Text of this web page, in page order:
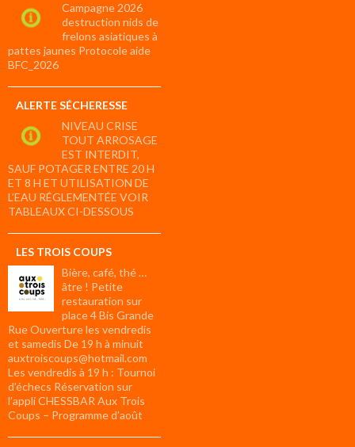
Campagne 2026
destruction nids de
frelons asiatiques à
pattes jaunes Protocole aide
BFC_2026
ALERTE SÉCHERESSE
NIVEAU CRISE
TOUT ARROSAGE
EST INTERDIT,
SAUF POTAGER ENTRE 20 H
ET 8 H ET UTILISATION DE
L’EAU RÉGLEMENTÉE VOIR
TABLEAUX CI-DESSOUS
LES TROIS COUPS
Bière, café, thé …
âtre ! Petite
restauration sur
place 4 Bis Grande
Rue Ouverture les vendredis
et samedis De 19 h à minuit
auxtroiscoups@hotmail.com
Les vendredis à 19 h : Tournoi
d’échecs Réservation sur
l’appli CHESSBAR Aux Trois
Coups – Programme d’août